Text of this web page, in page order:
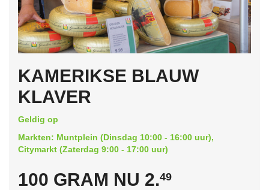
KAMERIKSE BLAUW
KLAVER
Geldig op
Markten: Muntplein (Dinsdag 10:00 - 16:00 uur),
Citymarkt (Zaterdag 9:00 - 17:00 uur)
100 GRAM NU 2.49